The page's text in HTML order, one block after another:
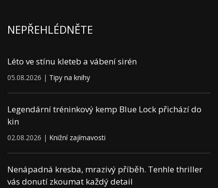
NEPŘEHLÉDNĚTE
Léto ve stínu kleteb a vábení sirén
05.08.2026 | Tipy na knihy
Legendární tréninkový kemp Blue Lock přichází do
kin
02.08.2026 | Knižní zajímavosti
Nenápadná kresba, mrazivý příběh. Tenhle thriller
vás donutí zkoumat každý detail